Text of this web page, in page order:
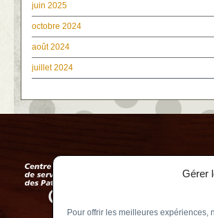
Gérer
Pour offrir les meilleures
juin 2025
octobre 2024
août 2024
juillet 2024